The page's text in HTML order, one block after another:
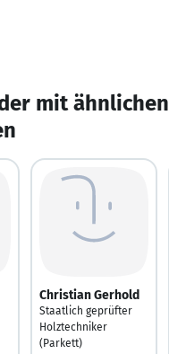
mit ähnlichen
Christian Gerhold
Staatlich geprüfter
Holztechniker
(Parkett)